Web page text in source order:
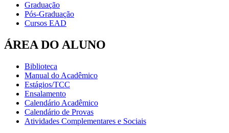
Graduação
Pós-Graduação
Cursos EAD
ÁREA DO ALUNO
Biblioteca
Manual do Acadêmico
Estágios/TCC
Ensalamento
Calendário Acadêmico
Calendário de Provas
Atividades Complementares e Sociais